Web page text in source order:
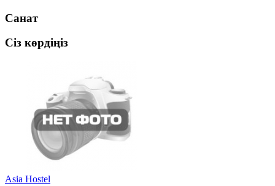
Санат
Сіз көрдіңіз
Asia Hostel